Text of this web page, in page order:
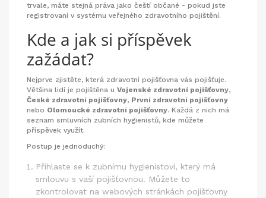
trvale, máte stejná práva jako čeští občané - pokud jste
registrovaní v systému veřejného zdravotního pojištění.
Kde a jak si příspěvek
zažádat?
Nejprve zjistěte, která zdravotní pojišťovna vás pojišťuje.
Většina lidí je pojištěna u Vojenské zdravotní pojišťovny,
České zdravotní pojišťovny, První zdravotní pojišťovny
nebo Olomoucké zdravotní pojišťovny. Každá z nich má
seznam smluvních zubních hygienistů, kde můžete
příspěvek využít.
Postup je jednoduchý:
Přihlaste se k zubnímu hygienistovi, který má
smlouvu s vaší pojišťovnou. Můžete to
zkontrolovat na webových stránkách pojišťovny